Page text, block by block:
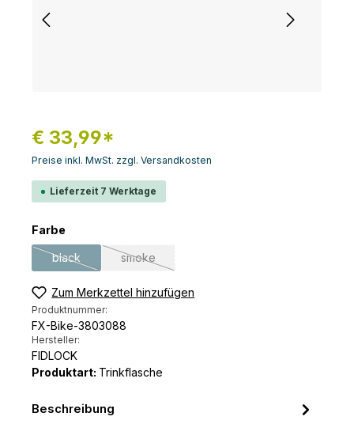
€ 33,99*
Preise inkl. MwSt. zzgl. Versandkosten
Lieferzeit 7 Werktage
Farbeauswählen
black
(Diese Option ist zurzeit nicht verfügbar.)
smoke
(Diese Option ist zurzeit nicht verfügbar.)
Zum Merkzettel hinzufügen
Produktnummer:
FX-Bike-3803088
Hersteller:
FIDLOCK
Produktart: Trinkflasche
Beschreibung